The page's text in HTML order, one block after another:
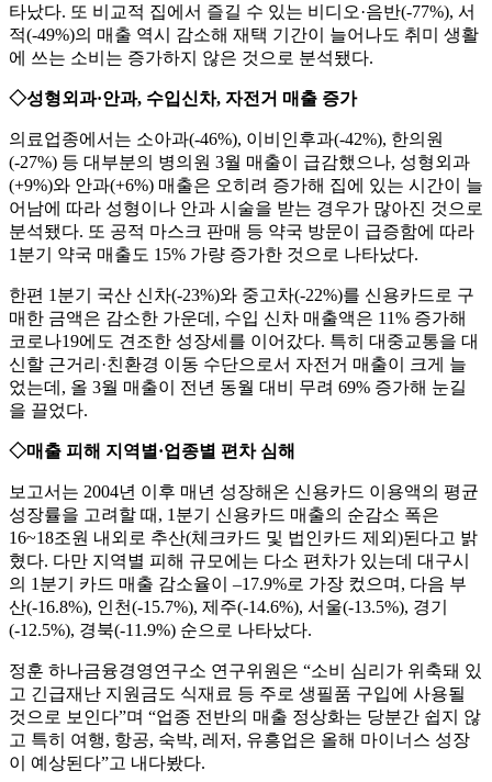
타났다. 또 비교적 집에서 즐길 수 있는 비디오·음반(-77%), 서
적(-49%)의 매출 역시 감소해 재택 기간이 늘어나도 취미 생활
에 쓰는 소비는 증가하지 않은 것으로 분석됐다.
◇성형외과·안과, 수입신차, 자전거 매출 증가
의료업종에서는 소아과(-46%), 이비인후과(-42%), 한의원
(-27%) 등 대부분의 병의원 3월 매출이 급감했으나, 성형외과
(+9%)와 안과(+6%) 매출은 오히려 증가해 집에 있는 시간이 늘
어남에 따라 성형이나 안과 시술을 받는 경우가 많아진 것으로
분석됐다. 또 공적 마스크 판매 등 약국 방문이 급증함에 따라
1분기 약국 매출도 15% 가량 증가한 것으로 나타났다.
한편 1분기 국산 신차(-23%)와 중고차(-22%)를 신용카드로 구
매한 금액은 감소한 가운데, 수입 신차 매출액은 11% 증가해
코로나19에도 견조한 성장세를 이어갔다. 특히 대중교통을 대
신할 근거리·친환경 이동 수단으로서 자전거 매출이 크게 늘
었는데, 올 3월 매출이 전년 동월 대비 무려 69% 증가해 눈길
을 끌었다.
◇매출 피해 지역별·업종별 편차 심해
보고서는 2004년 이후 매년 성장해온 신용카드 이용액의 평균
성장률을 고려할 때, 1분기 신용카드 매출의 순감소 폭은
16~18조원 내외로 추산(체크카드 및 법인카드 제외)된다고 밝
혔다. 다만 지역별 피해 규모에는 다소 편차가 있는데 대구시
의 1분기 카드 매출 감소율이 –17.9%로 가장 컸으며, 다음 부
산(-16.8%), 인천(-15.7%), 제주(-14.6%), 서울(-13.5%), 경기
(-12.5%), 경북(-11.9%) 순으로 나타났다.
정훈 하나금융경영연구소 연구위원은 “소비 심리가 위축돼 있
고 긴급재난 지원금도 식재료 등 주로 생필품 구입에 사용될
것으로 보인다”며 “업종 전반의 매출 정상화는 당분간 쉽지 않
고 특히 여행, 항공, 숙박, 레저, 유흥업은 올해 마이너스 성장
이 예상된다”고 내다봤다.